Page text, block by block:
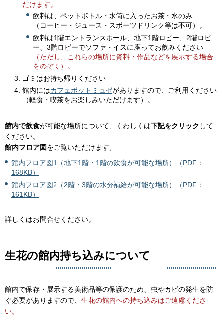
だけます。
飲料は、ペットボトル・水筒に入ったお茶・水のみ
（コーヒー・ジュース・スポーツドリンク等は不可）。
飲料は1階エントランスホール、地下1階ロビー、2階ロビ
ー、3階ロビーでソファ・イスに座ってお飲みください
（ただし、これらの場所に資料・作品などを展示する場合
をのぞく）。
ゴミはお持ち帰りください
館内にはカフェポットミュゼがありますので、ご利用ください
（軽食・喫茶をお楽しみいただけます）。
館内で飲食が可能な場所について、くわしくは下記をクリック して
ください。
館内フロア図をご覧いただけます。
館内フロア図1（地下1階・1階の飲食が可能な場所）（PDF：
168KB）
館内フロア図2（2階・3階の水分補給が可能な場所）（PDF：
161KB）
詳しくはお問合せください。
生花の館内持ち込みについて
館内で保存・展示する美術品等の保護のため、虫やカビの発生を防
ぐ必要がありますので、 生花の館内への持ち込みはご遠慮くださ
い。